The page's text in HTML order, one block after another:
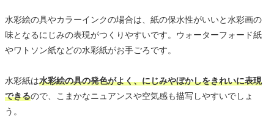
水彩絵の具やカラーインクの場合は、紙の保水性がいいと水彩画の
味となるにじみの表現がつくりやすいです。ウォーターフォード紙
やワトソン紙などの水彩紙がお手ごろです。
水彩紙は水彩絵の具の発色がよく、にじみやぼかしをきれいに表現
できるので、こまかなニュアンスや空気感も描写しやすいでしょ
う。